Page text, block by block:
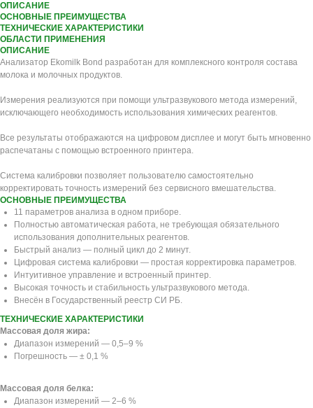
ОПИСАНИЕ
ОСНОВНЫЕ ПРЕИМУЩЕСТВА
ТЕХНИЧЕСКИЕ ХАРАКТЕРИСТИКИ
ОБЛАСТИ ПРИМЕНЕНИЯ
ОПИСАНИЕ
Анализатор Ekomilk Bond разработан для комплексного контроля состава
молока и молочных продуктов.
Измерения реализуются при помощи ультразвукового метода измерений,
исключающего необходимость использования химических реагентов.
Все результаты отображаются на цифровом дисплее и могут быть мгновенно
распечатаны с помощью встроенного принтера.
Система калибровки позволяет пользователю самостоятельно
корректировать точность измерений без сервисного вмешательства.
ОСНОВНЫЕ ПРЕИМУЩЕСТВА
11 параметров анализа в одном приборе.
Полностью автоматическая работа, не требующая обязательного
использования дополнительных реагентов.
Быстрый анализ — полный цикл до 2 минут.
Цифровая система калибровки — простая корректировка параметров.
Интуитивное управление и встроенный принтер.
Высокая точность и стабильность ультразвукового метода.
Внесён в Государственный реестр СИ РБ.
ТЕХНИЧЕСКИЕ ХАРАКТЕРИСТИКИ
Массовая доля жира:
Диапазон измерений — 0,5–9 %
Погрешность — ± 0,1 %
Массовая доля белка:
Диапазон измерений — 2–6 %